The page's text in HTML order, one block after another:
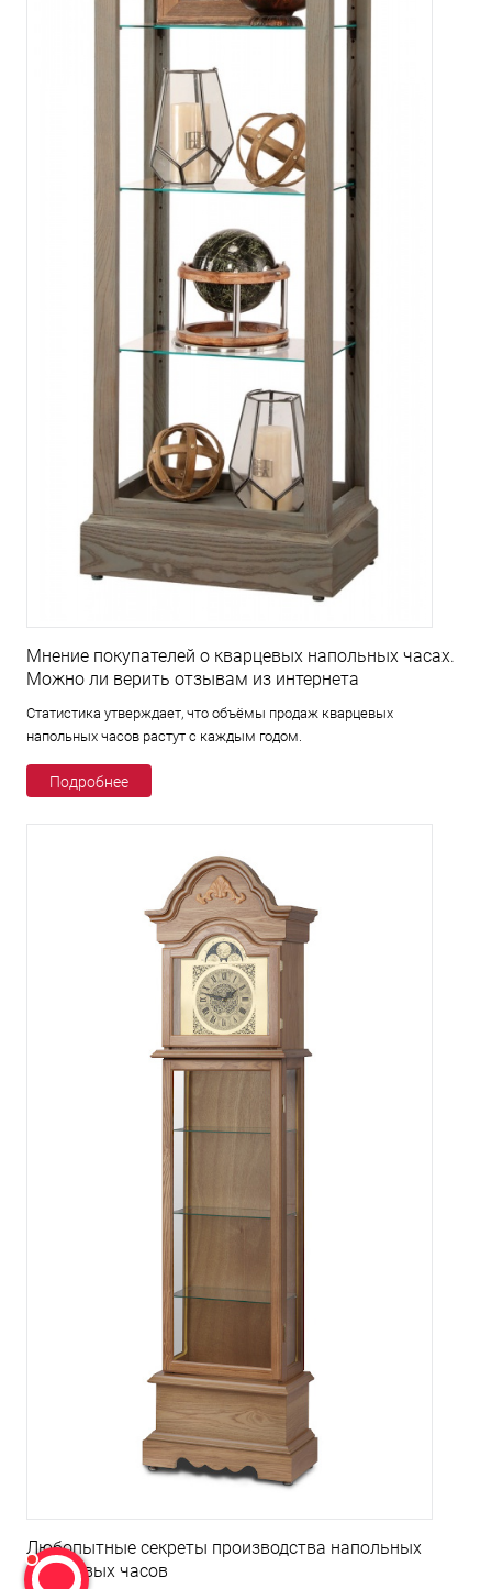
Мнение покупателей о кварцевых напольных часах.
Можно ли верить отзывам из интернета
Статистика утверждает, что объёмы продаж кварцевых
напольных часов растут с каждым годом.
Подробнее
Любопытные секреты производства напольных
кварцевых часов